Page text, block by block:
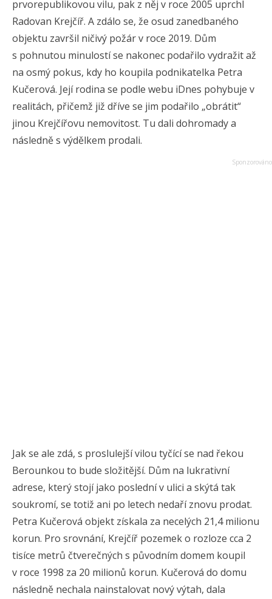
prvorepublikovou vilu, pak z něj v roce 2005 uprchl
Radovan Krejčíř. A zdálo se, že osud zanedbaného
objektu završil ničivý požár v roce 2019. Dům
s pohnutou minulostí se nakonec podařilo vydražit až
na osmý pokus, kdy ho koupila podnikatelka Petra
Kučerová. Její rodina se podle webu iDnes pohybuje v
realitách, přičemž již dříve se jim podařilo „obrátit“
jinou Krejčířovu nemovitost. Tu dali dohromady a
následně s výdělkem prodali.
Jak se ale zdá, s proslulejší vilou tyčící se nad řekou
Berounkou to bude složitější. Dům na lukrativní
adrese, který stojí jako poslední v ulici a skýtá tak
soukromí, se totiž ani po letech nedaří znovu prodat.
Petra Kučerová objekt získala za necelých 21,4 milionu
korun. Pro srovnání, Krejčíř pozemek o rozloze cca 2
tisíce metrů čtverečných s původním domem koupil
v roce 1998 za 20 milionů korun. Kučerová do domu
následně nechala nainstalovat nový výtah, dala